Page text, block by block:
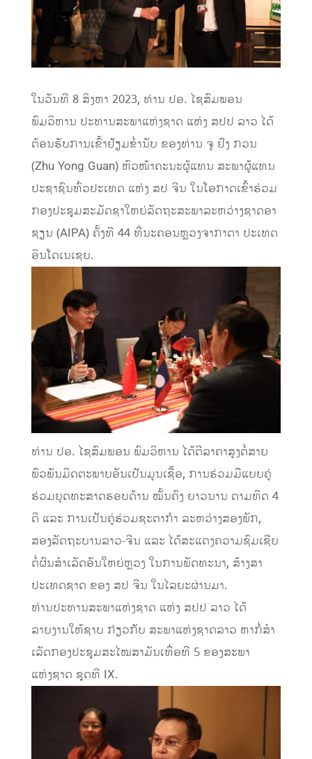
ໃນວັນທີ 8 ສິງຫາ 2023, ທ່ານ ປອ. ໄຊສົມພອນ
ພົມວິຫານ ປະທານສະພາແຫ່ງຊາດ ແຫ່ງ ສປປ ລາວ ໄດ້
ຕ້ອນຮັບການເຂົ້າຢ້ຽມຂໍ່ານັບ ຂອງທ່ານ ຈູ ຢົງ ກວນ
(Zhu Yong Guan) ຫົວໜ້າຄະນະຜູ້ແທນ ສະພາຜູ້ແທນ
ປະຊາຊົນທົ່ວປະເທດ ແຫ່ງ ສປ ຈີນ ໃນໂອກາດເຂົ້າຮ່ວມ
ກອງປະຊຸມສະມັດຊາໃຫຍ່ລັດຖະສະພາລະຫວ່າງຊາດອາ
ຊຽນ (AIPA) ຄັ້ງທີ 44 ທີ່ນະຄອນຫຼວງຈາກາຕາ ປະເທດ
ອິນໂດເນເຊຍ.
ທ່ານ ປອ. ໄຊສົມພອນ ພົມວິຫານ ໄດ້ຕີລາຄາສູງຕໍ່ສາຍ
ພົວພັນມິດຕະພາບອັນເປັນມູນເຊື້ອ, ການຮ່ວມມືແບບຄູ່
ຮ່ວມຍຸດທະສາດຮອບດ້ານ ໝັ້ນຄົງ ຍາວນານ ຕາມທິດ 4
ດີ ແລະ ການເປັນຄູ່ຮ່ວມຊະຕາກໍາ ລະຫວ່າງສອງພັກ,
ສອງລັດຖະບານລາວ-ຈີນ ແລະ ໄດ້ສະແດງຄວາມຊົມເຊີຍ
ຕໍ່ຜົນສໍາເລັດອັນໃຫຍ່ຫຼວງ ໃນການພັດທະນາ, ສ້າງສາ
ປະເທດຊາດ ຂອງ ສປ ຈີນ ໃນໄລຍະຜ່ານມາ.
ທ່ານປະທານສະພາແຫ່ງຊາດ ແຫ່ງ ສປປ ລາວ ໄດ້
ລາຍງານໃຫ້ຊາບ ກ່ຽວກັບ ສະພາແຫ່ງຊາດລາວ ຫາກໍ່ສໍາ
ເລັດກອງປະຊຸມສະໄໝສາມັນເທື່ອທີ 5 ຂອງສະພາ
ແຫ່ງຊາດ ຊຸດທີ IX.